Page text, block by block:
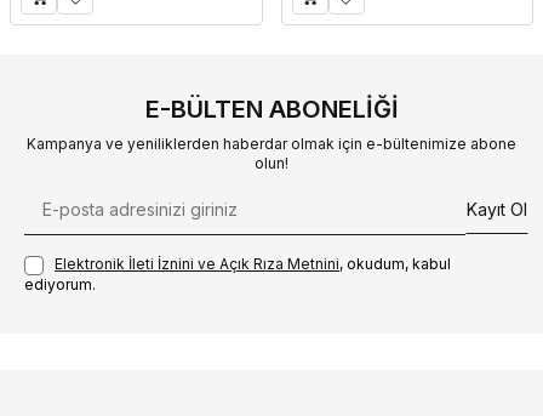
E-BÜLTEN ABONELIĞI
Kampanya ve yeniliklerden haberdar olmak için e-bültenimize abone
olun!
Kayıt Ol
Elektronik İleti İzni‌ni ve Açık Rıza Metni‌ni, okudum, kabul
ediyorum.